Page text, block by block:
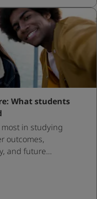
What students
in studying
outcomes,
and future